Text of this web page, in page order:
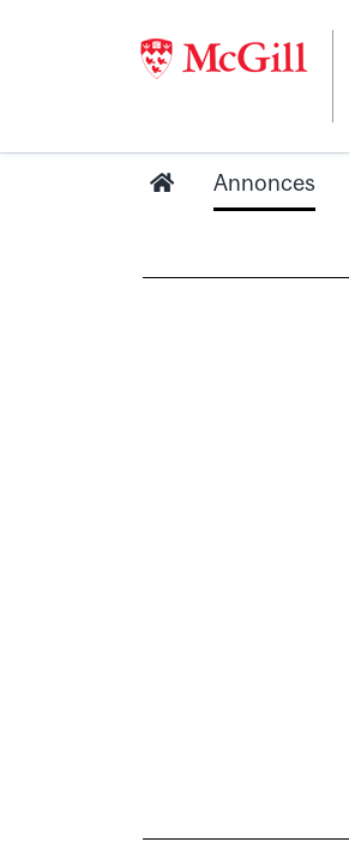
Annonces